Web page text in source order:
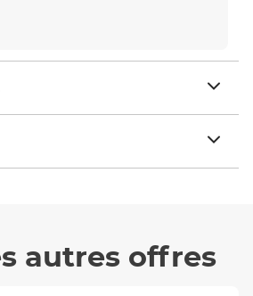
autres offres